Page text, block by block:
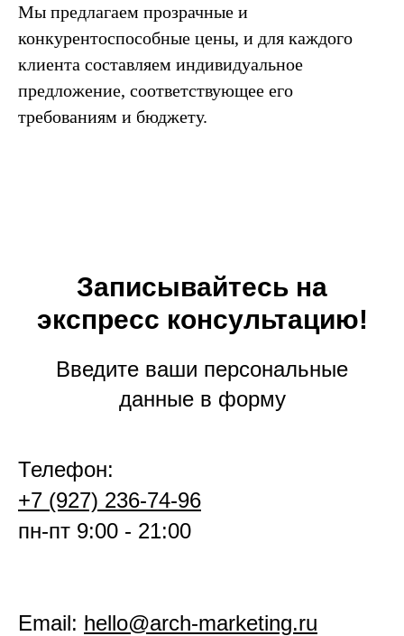
Мы предлагаем прозрачные и
конкурентоспособные цены, и для каждого
клиента составляем индивидуальное
предложение, соответствующее его
требованиям и бюджету.
Записывайтесь на
экспресс консультацию!
Введите ваши персональные
данные в форму
Телефон:
+7 (927) 236-74-96
пн-пт 9:00 - 21:00
Email: hello@arch-marketing.ru